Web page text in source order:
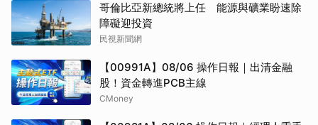
哥倫比亞新總統將上任 能源與礦業盼速除
障礙迎投資
民視新聞網
【00991A】08/06 操作日報｜出清金融
股！資金轉進PCB主線
CMoney